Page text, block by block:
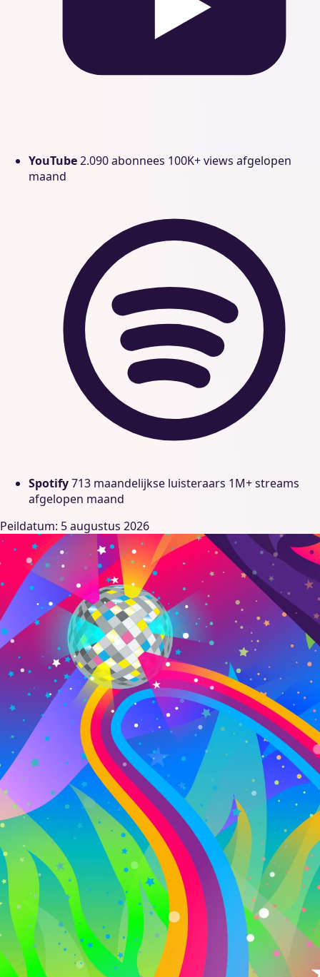
YouTube2.090 abonnees 100K+ views afgelopen
maand
Spotify713 maandelijkse luisteraars 1M+ streams
afgelopen maand
Peildatum: 5 augustus 2026